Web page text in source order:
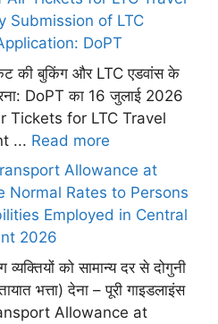
Submission of LTC
DoPT
की बुकिंग और LTC एडवांस के
DoPT का 16 जुलाई 2026
Tickets for LTC Travel
... Read more
Allowance at
Normal Rates to Persons
Employed in Central
2026
व्यक्तियों को सामान्य दर से दोगुनी
भत्ता) देना – पूरी गाइडलाइंस
Allowance at